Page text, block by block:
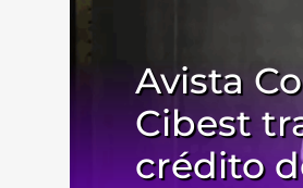
Avista
Cibest
crédito